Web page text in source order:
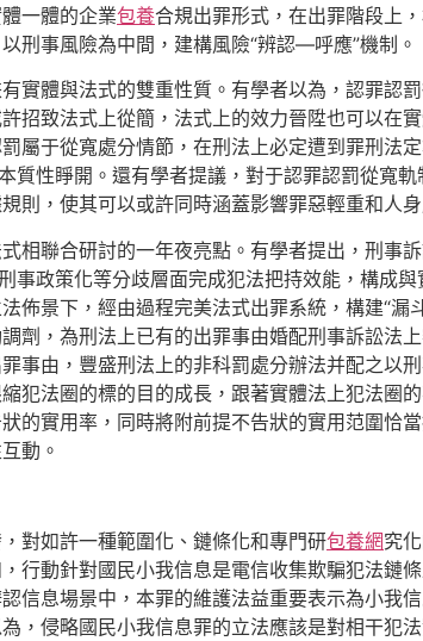
一體的企業包養合規出罪形式，在出罪階段上
刑事風險為中間，建構風險“辨認—呼應”機制。
實體與法式的雙重性質。有學者以為，認罪認
招致法式上從簡，法式上的效力晉陞也可以在
屬于從寬處分情節，在刑法上必定遭到罪刑法
質性睜開。還有學者提議，對于認罪認罰從寬
則，使其可以或許同時涵蓋影響罪惡輕重和人
相聯合研討的一年夜亮點。有學者提出，刑事
事政策化等分歧層面完成犯法把持效能，構成
佈景下，經由過程完美法式出罪系統，構建“
劑，為刑法上已有的出罪事由婚配刑事訴訟法
事由，豐盛刑法上的非科罰處分辦法并配之以
犯法圈的標的目的成長，跟著實體法上犯法
的實用率，同時將附前提不告狀的實用范圍恰
動。
對如許一種範圍化、鏈條化和專門研包養網究
行動針對國民小我信息是電信收集欺騙犯法鏈
信息場景中，本罪的維護法益重要表示為小我
，侵略國民小我信息罪的立法應該是對相干犯